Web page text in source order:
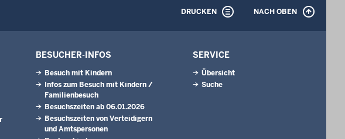
DRUCKEN NACH OBEN
BESUCHER-INFOS
Besuch mit Kindern
Infos zum Besuch mit Kindern /
Familienbesuch
Besuchszeiten ab 06.01.2026
Besuchszeiten von Verteidigern
und Amtspersonen
SERVICE
Übersicht
Suche